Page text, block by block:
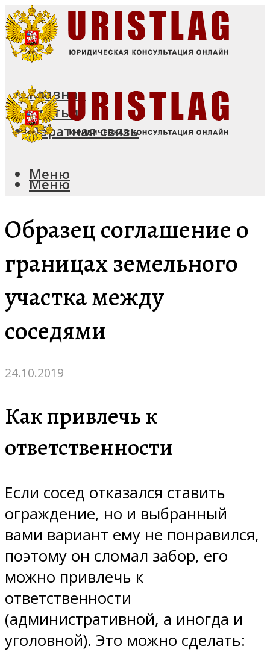
Главная
Статьи
Обратная связь
Меню
Меню
Образец соглашение о
границах земельного
участка между
соседями
24.10.2019
Как привлечь к
ответственности
Если сосед отказался ставить
ограждение, но и выбранный
вами вариант ему не понравился,
поэтому он сломал забор, его
можно привлечь к
ответственности
(административной, а иногда и
уголовной). Это можно сделать: